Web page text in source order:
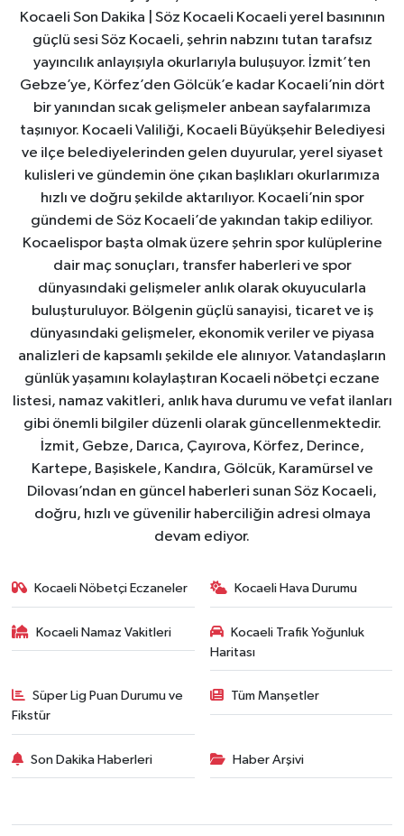
Kocaeli Son Dakika | Söz Kocaeli Kocaeli yerel basınının
güçlü sesi Söz Kocaeli, şehrin nabzını tutan tarafsız
yayıncılık anlayışıyla okurlarıyla buluşuyor. İzmit’ten
Gebze’ye, Körfez’den Gölcük’e kadar Kocaeli’nin dört
bir yanından sıcak gelişmeler anbean sayfalarımıza
taşınıyor. Kocaeli Valiliği, Kocaeli Büyükşehir Belediyesi
ve ilçe belediyelerinden gelen duyurular, yerel siyaset
kulisleri ve gündemin öne çıkan başlıkları okurlarımıza
hızlı ve doğru şekilde aktarılıyor. Kocaeli’nin spor
gündemi de Söz Kocaeli’de yakından takip ediliyor.
Kocaelispor başta olmak üzere şehrin spor kulüplerine
dair maç sonuçları, transfer haberleri ve spor
dünyasındaki gelişmeler anlık olarak okuyucularla
buluşturuluyor. Bölgenin güçlü sanayisi, ticaret ve iş
dünyasındaki gelişmeler, ekonomik veriler ve piyasa
analizleri de kapsamlı şekilde ele alınıyor. Vatandaşların
günlük yaşamını kolaylaştıran Kocaeli nöbetçi eczane
listesi, namaz vakitleri, anlık hava durumu ve vefat ilanları
gibi önemli bilgiler düzenli olarak güncellenmektedir.
İzmit, Gebze, Darıca, Çayırova, Körfez, Derince,
Kartepe, Başiskele, Kandıra, Gölcük, Karamürsel ve
Dilovası’ndan en güncel haberleri sunan Söz Kocaeli,
doğru, hızlı ve güvenilir haberciliğin adresi olmaya
devam ediyor.
Kocaeli Nöbetçi Eczaneler Kocaeli Hava Durumu
Kocaeli Namaz Vakitleri
Kocaeli Trafik Yoğunluk
Haritası
Süper Lig Puan Durumu ve
Fikstür
Tüm Manşetler
Son Dakika Haberleri Haber Arşivi